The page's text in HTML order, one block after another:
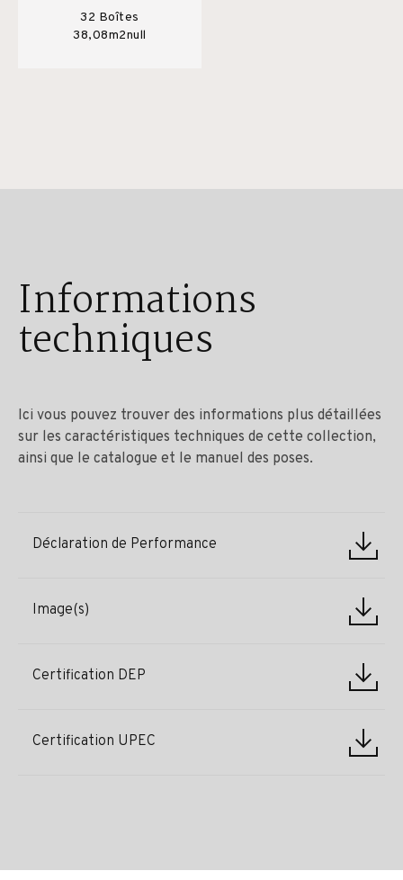
32 Boîtes
38,08m2null
Informations
techniques
Ici vous pouvez trouver des informations plus détaillées
sur les caractéristiques techniques de cette collection,
ainsi que le catalogue et le manuel des poses.
Déclaration de Performance
Image(s)
Certification DEP
Certification UPEC